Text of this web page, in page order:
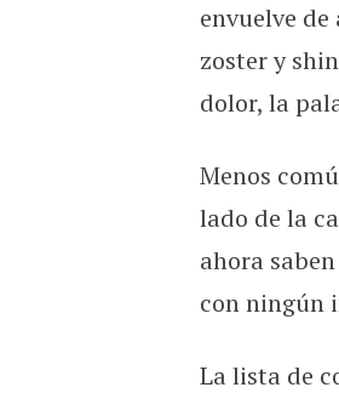
envuelve
zoster y
dolor, la
Menos
lado de la
ahora
con ningún
La lista de